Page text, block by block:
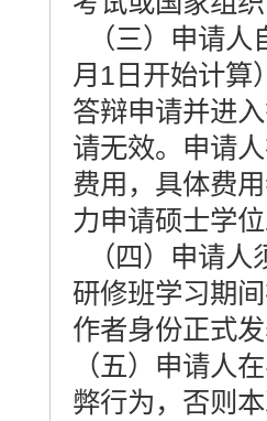
（三）申请人
月1日开始计算
答辩申请并进
请无效。申请
费用，具体费
力申请硕士学
（四）申请人
研修班学习期
作者身份正式
（五）申请人
弊行为，否则